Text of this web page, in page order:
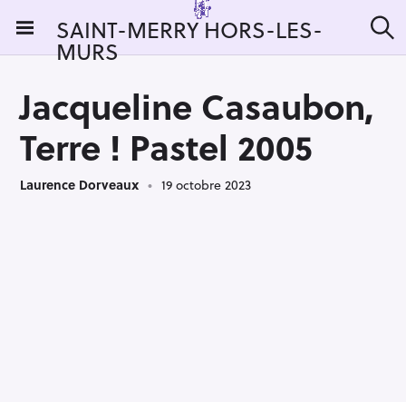
i
SAINT-MERRY HORS-LES-
MURS e
Jacqueline Casaubon,
Terre ! Pastel 2005
Laurence Dorveaux 19 octobre 2023